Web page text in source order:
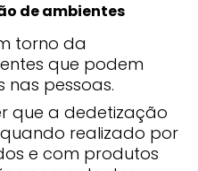
de ambientes
torno da
que podem
nas pessoas.
que a dedetização
realizado por
e com produtos